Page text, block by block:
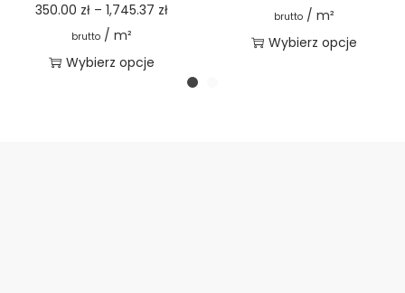
350.00 zł – 1,745.37 zł
brutto/ m²
Wybierz opcje
brutto/ m²
Wybierz opcje